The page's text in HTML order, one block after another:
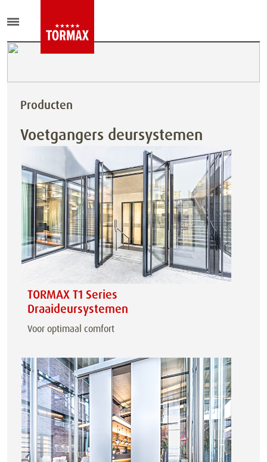
Producten
Voetgangers deursystemen
TORMAX T1 Series
Draaideursystemen
Voor optimaal comfort